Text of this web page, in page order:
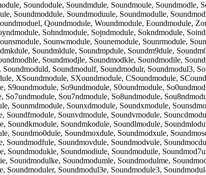
Soundodule, Soundmdule, Soundmoule, Soundmodle,
Soundmoddule, Soundmoduule, Soundmodulle,
Qoundmodule, Woundmodule, Eoundmodule,
Sohndmodule, Sojndmodule, Sokndmodule,
Sounwmodule, Sounemodule, Sounrmodule,
Soundmldule, Soundmpdule, Soundm9dule,
Soundmodjle, Soundmodkle, Soundmodile,
Soundmodulf, Soundmodulr, Soundmodul3,
XSoundmodule, SXoundmodule, CSoundmodule,
S9oundmodule, So9undmodule, S0oundmodule,
Sou7ndmodule, So8undmodule,
Sounmdmodule, Sounxdmodule, Soundxmodule,
Soundfmodule, Sounvdmodule, Soundvmodule,
Soundkmodule, Soundmkodule, Soundlmodule,
Soundmo0dule, Soundmoxdule, Soundmodxule,
Soundmodfule, Soundmovdule, Soundmodvule,
Soundmodukle, Soundmodiule, Soundmoduile,
Soundmodulke, Soundmodumle, Soundmodulme,
Soundmoduler, Soundmodul3e, Soundmodule3,